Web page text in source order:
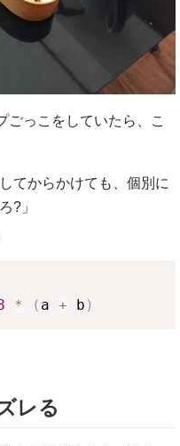
ごっこをしていたら、こ
てからかけても、個別に
?」
* ( a + b )
レる